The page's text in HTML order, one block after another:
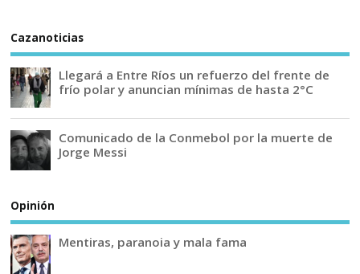
Cazanoticias
Llegará a Entre Ríos un refuerzo del frente de
frío polar y anuncian mínimas de hasta 2°C
Comunicado de la Conmebol por la muerte de
Jorge Messi
Opinión
Mentiras, paranoia y mala fama